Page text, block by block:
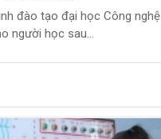
đào tạo đại học Công
người học sau...